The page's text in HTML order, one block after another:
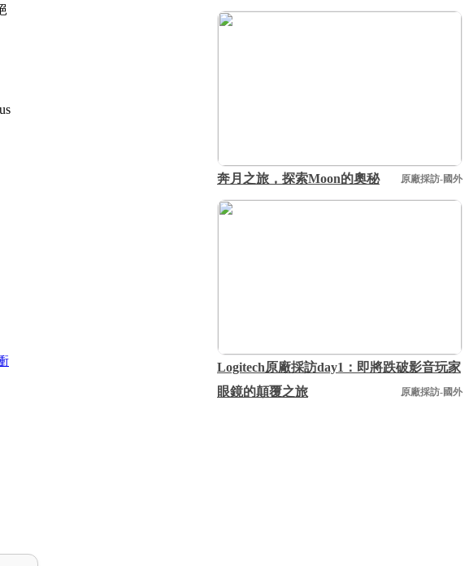
奔月之旅，探索Moon的奧秘 原廠採訪-國外
Logitech原廠採訪day1：即將跌破影音玩家
眼鏡的顛覆之旅
原廠採訪-國外